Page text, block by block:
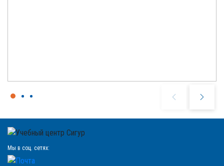
Мы в соц. сетях: